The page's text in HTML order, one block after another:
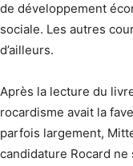
de développement
sociale. Les autres
d’ailleurs.
Après la lecture du
rocardisme avait la
parfois largement,
candidature Rocard ne